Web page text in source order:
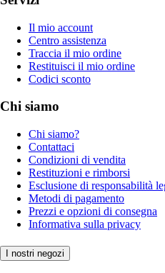
Il mio account
Centro assistenza
Traccia il mio ordine
Restituisci il mio ordine
Codici sconto
Chi siamo
Chi siamo?
Contattaci
Condizioni di vendita
Restituzioni e rimborsi
Esclusione di responsabilità
Metodi di pagamento
Prezzi e opzioni di consegna
Informativa sulla privacy
I nostri negozi